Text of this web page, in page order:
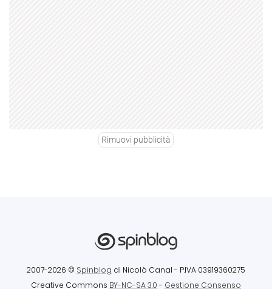
Rimuovi pubblicità
2007-2026 © Spinblog di Nicolò Canal - P.IVA 03919360275
Creative Commons BY-NC-SA 3.0- Gestione Consenso